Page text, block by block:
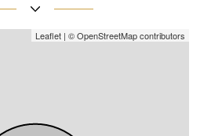
Leaflet | © OpenStreetMapcontributors